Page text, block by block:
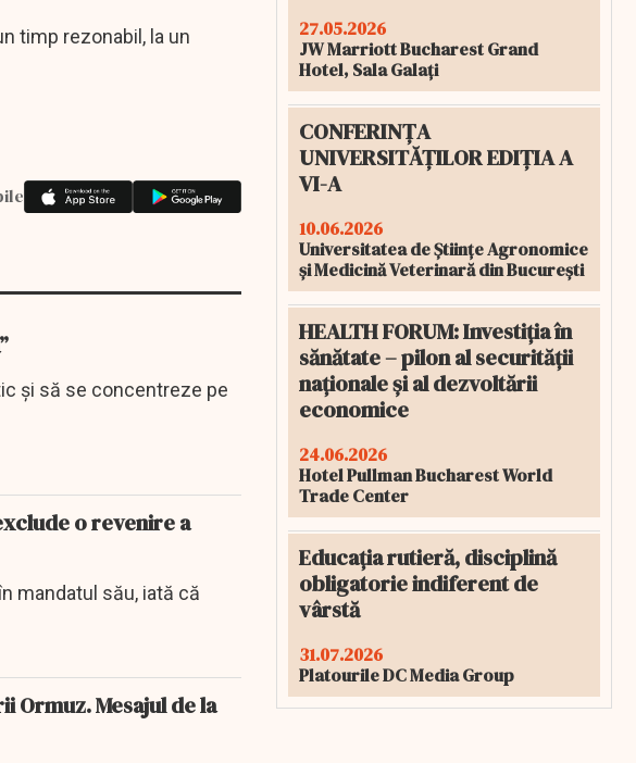
timp rezonabil, la un
și să se concentreze pe
o revenire a
mandatul său, iată că
Mesajul de la
27.05.2026
JW Marriott Bucharest Grand
Hotel, Sala Galați
CONFERINȚA
UNIVERSITĂȚILOR EDIȚIA A
VI-A
10.06.2026
Universitatea de Științe Agronomice
și Medicină Veterinară din București
HEALTH FORUM: Investiția în
sănătate – pilon al securității
naționale și al dezvoltării
economice
24.06.2026
Hotel Pullman Bucharest World
Trade Center
Educația rutieră, disciplină
obligatorie indiferent de
vârstă
31.07.2026
Platourile DC Media Group